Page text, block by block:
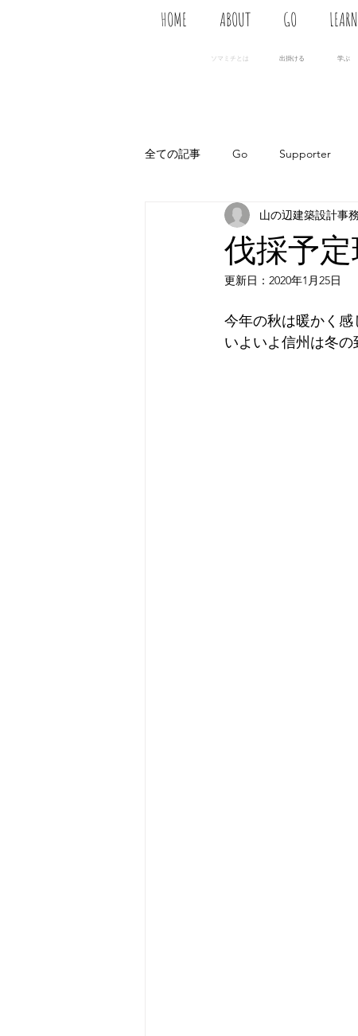
HOME ABOUT GO LEARN
ソマミチとは 出掛ける 学ぶ
全ての記事 Go Supporter
伐採予
山の辺建築設計事
更新日： 2020年1月25日
今年の秋は暖かく感
いよいよ信州は冬の